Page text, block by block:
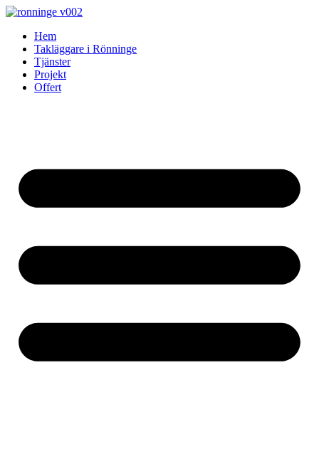
Skip
contentHem
Takläggare i Rönninge
Tjänster
Projekt
Offert